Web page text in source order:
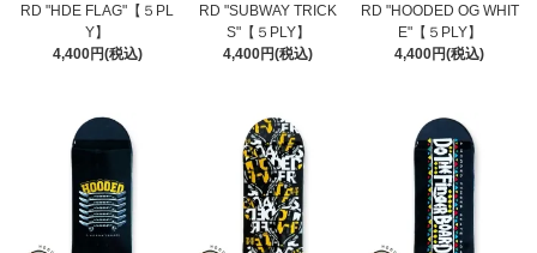
RD "HDE FLAG"【５PL
Y】
4,400円(税込)
RD "SUBWAY TRICK
S"【５PLY】
4,400円(税込)
RD "HOODED OG WHIT
E"【５PLY】
4,400円(税込)